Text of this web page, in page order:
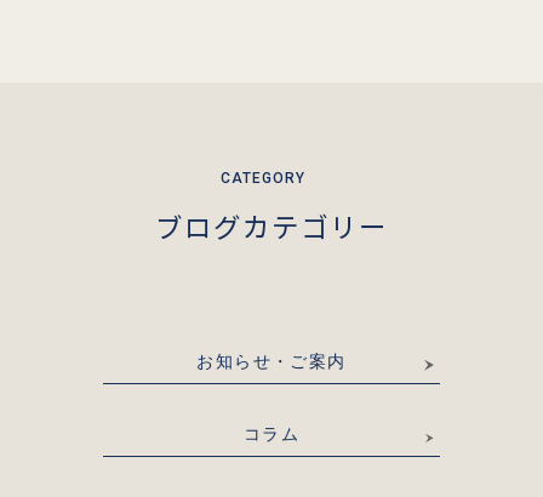
ブログカテゴリー
お知らせ・ご案内
コラム